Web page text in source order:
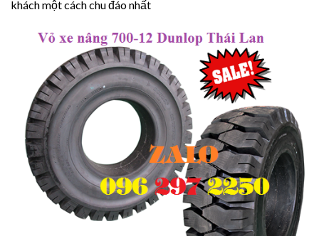
khách một cách chu đáo nhất